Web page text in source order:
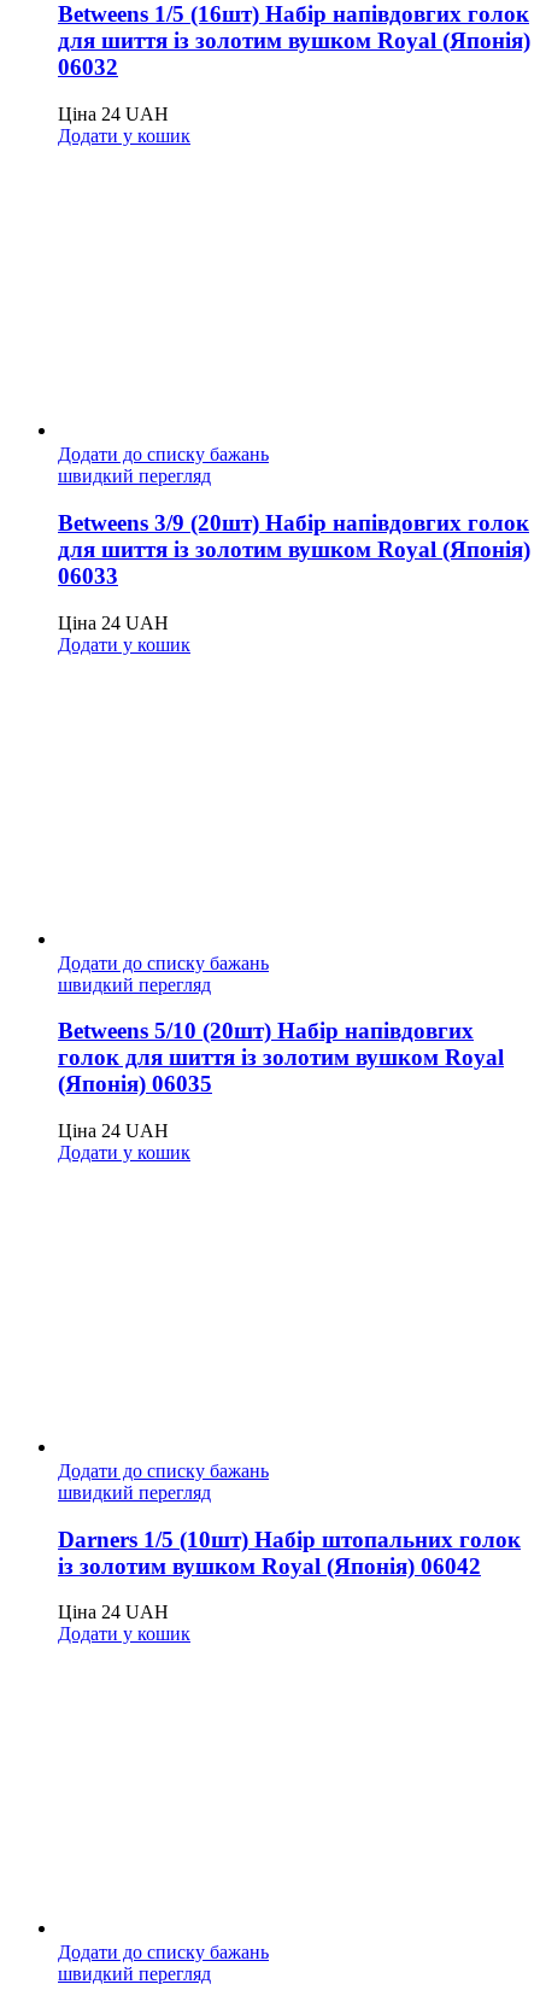
Betweens 1/5 (16шт) Набір напівдовгих голок
для шиття із золотим вушком Royal (Японія)
06032
Ціна 24 UAH
Додати у кошик
Додати до списку бажань
швидкий перегляд
Betweens 3/9 (20шт) Набір напівдовгих голок
для шиття із золотим вушком Royal (Японія)
06033
Ціна 24 UAH
Додати у кошик
Додати до списку бажань
швидкий перегляд
Betweens 5/10 (20шт) Набір напівдовгих
голок для шиття із золотим вушком Royal
(Японія) 06035
Ціна 24 UAH
Додати у кошик
Додати до списку бажань
швидкий перегляд
Darners 1/5 (10шт) Набір штопальних голок
із золотим вушком Royal (Японія) 06042
Ціна 24 UAH
Додати у кошик
Додати до списку бажань
швидкий перегляд